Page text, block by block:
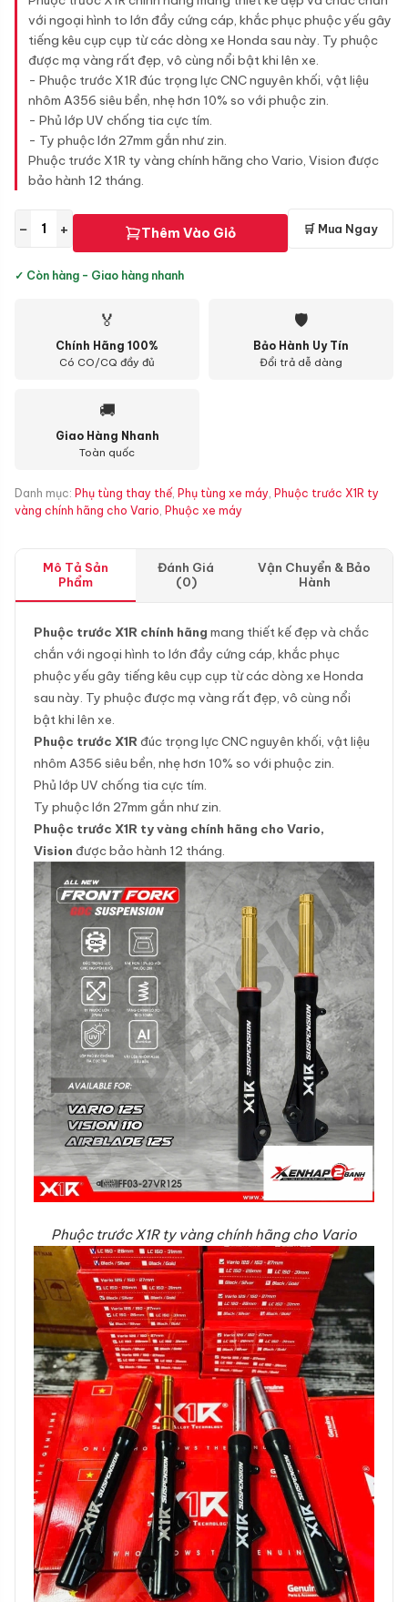
với ngoại hình to lớn đầy cứng cáp, khắc phục phuộc yếu gây
tiếng kêu cụp cụp từ các dòng xe Honda sau này. Ty phuộc
được mạ vàng rất đẹp, vô cùng nổi bật khi lên xe.
- Phuộc trước X1R đúc trọng lực CNC nguyên khối, vật liệu
nhôm A356 siêu bền, nhẹ hơn 10% so với phuộc zin.
- Phủ lớp UV chống tia cực tím.
- Ty phuộc lớn 27mm gắn như zin.
Phuộc trước X1R ty vàng chính hãng cho Vario, Vision được
bảo hành 12 tháng.
− + Thêm Vào Giỏ 🛒 Mua Ngay
✓ Còn hàng - Giao hàng nhanh
🏅
Chính Hãng 100%
Có CO/CQ đầy đủ
🛡
Bảo Hành Uy Tín
Đổi trả dễ dàng
🚚
Giao Hàng Nhanh
Toàn quốc
Danh mục: Phụ tùng thay thế, Phụ tùng xe máy, Phuộc trước X1R ty
vàng chính hãng cho Vario, Phuộc xe máy
Mô Tả Sản
Phẩm
Đánh Giá
(0)
Vận Chuyển & Bảo
Hành
Phuộc trước X1R chính hãng mang thiết kế đẹp và chắc
chắn với ngoại hình to lớn đầy cứng cáp, khắc phục
phuộc yếu gây tiếng kêu cụp cụp từ các dòng xe Honda
sau này. Ty phuộc được mạ vàng rất đẹp, vô cùng nổi
bật khi lên xe.
Phuộc trước X1R đúc trọng lực CNC nguyên khối, vật liệu
nhôm A356 siêu bền, nhẹ hơn 10% so với phuộc zin.
Phủ lớp UV chống tia cực tím.
Ty phuộc lớn 27mm gắn như zin.
Phuộc trước X1R ty vàng chính hãng cho Vario,
Vision được bảo hành 12 tháng.
Phuộc trước X1R ty vàng chính hãng cho Vario